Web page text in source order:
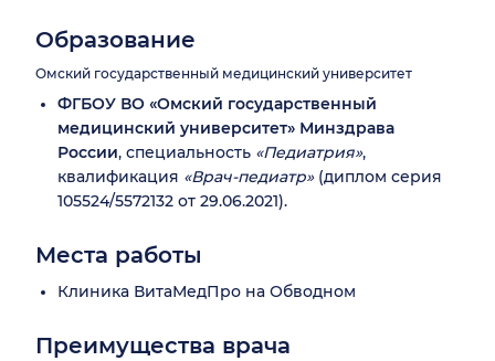
Образование
Омский государственный медицинский университет
ФГБОУ ВО «Омский государственный
медицинский университет» Минздрава
России, специальность «Педиатрия»,
квалификация «Врач-педиатр»(диплом серия
105524/5572132 от 29.06.2021).
Места работы
Клиника ВитаМедПро на Обводном
Преимущества врача